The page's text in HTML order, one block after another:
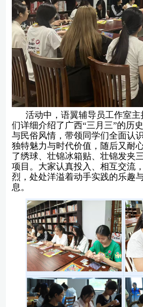
活动中，语翼辅导员工作室
们详细介绍了 广西“三月三”的历
与民俗风情，带领同学们全面认
独特魅力与时代价值， 随后又耐
了绣球、壮锦冰箱贴、壮锦发夹
项目。大家认真投入、相互交流
烈，处处洋溢着动手实践的乐趣
息。